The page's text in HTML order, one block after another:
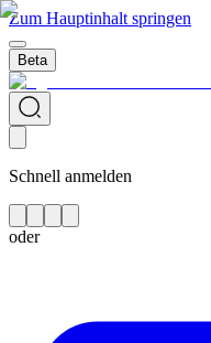
Zum Hauptinhalt springen
Beta
Schnell anmelden
oder